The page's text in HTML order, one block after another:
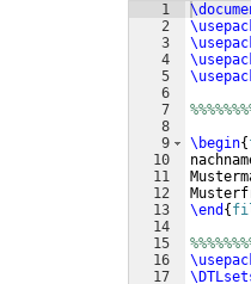
1
2
3
4
5
6
7
8
9
10
11
12
13
14
15
16
17
\begin{
\end {